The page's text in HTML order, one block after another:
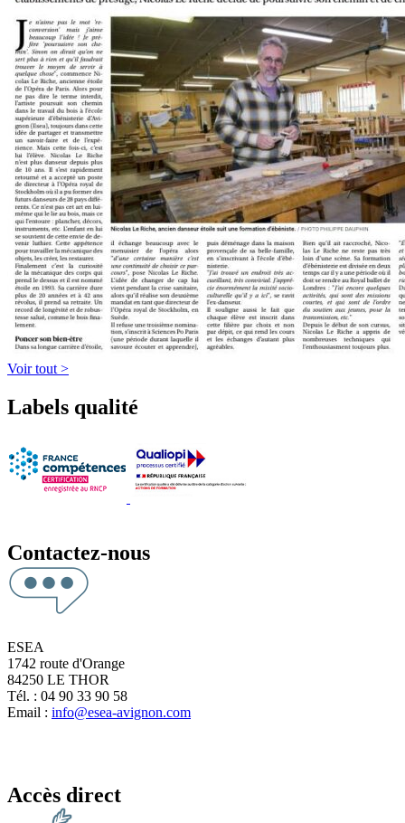
Voir tout >
Labels qualité
Contactez-nous
ESEA
1742 route d'Orange
84250 LE THOR
Tél. : 04 90 33 90 58
Email : info@esea-avignon.com
Accès direct